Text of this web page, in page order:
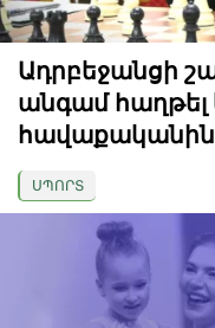
Ադրբեջանցի
անգամ
հավաքականին
ՍՊՈՐՏ